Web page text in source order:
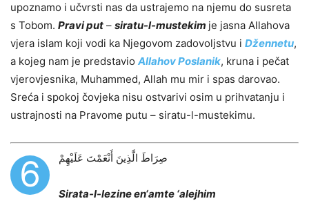
upoznamo i učvrsti nas da ustrajemo na njemu do susreta
s Tobom. Pravi put – siratu-l-mustekim je jasna Allahova
vjera islam koji vodi ka Njegovom zadovoljstvu i Džennetu,
a kojeg nam je predstavio Allahov Poslanik, kruna i pečat
vjerovjesnika, Muhammed, Allah mu mir i spas darovao.
Sreća i spokoj čovjeka nisu ostvarivi osim u prihvatanju i
ustrajnosti na Pravome putu – siratu-l-mustekimu.
6 صِرَاطَ الَّذِينَ أَنْعَمْتَ عَلَيْهِمْ
Sirata-l-lezine en‘amte ‘alejhim